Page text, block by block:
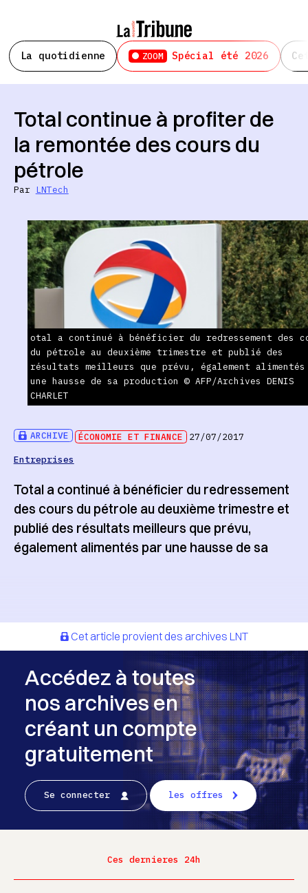
La quotidienne ZOOM Spécial été 2026
ARCHIVE ÉCONOMIE ET FINANCE
27/07/2017
Entreprises
Total continue à profiter de
la remontée des cours du
pétrole
Par LNTech
otal a continué à bénéficier du redressement des
du pétrole au deuxième trimestre et publié des
résultats meilleurs que prévu, également
une hausse de sa production © AFP/Archives DENIS
CHARLET
Total a continué à bénéficier du redressement
des cours du pétrole au deuxième trimestre et
publié des résultats meilleurs que prévu,
également alimentés par une hausse de sa
Cet article provient des archives LNT
Accédez à toutes
nos archives en
créant un compte
gratuitement
Se connecter les offres
Ces dernieres 24h